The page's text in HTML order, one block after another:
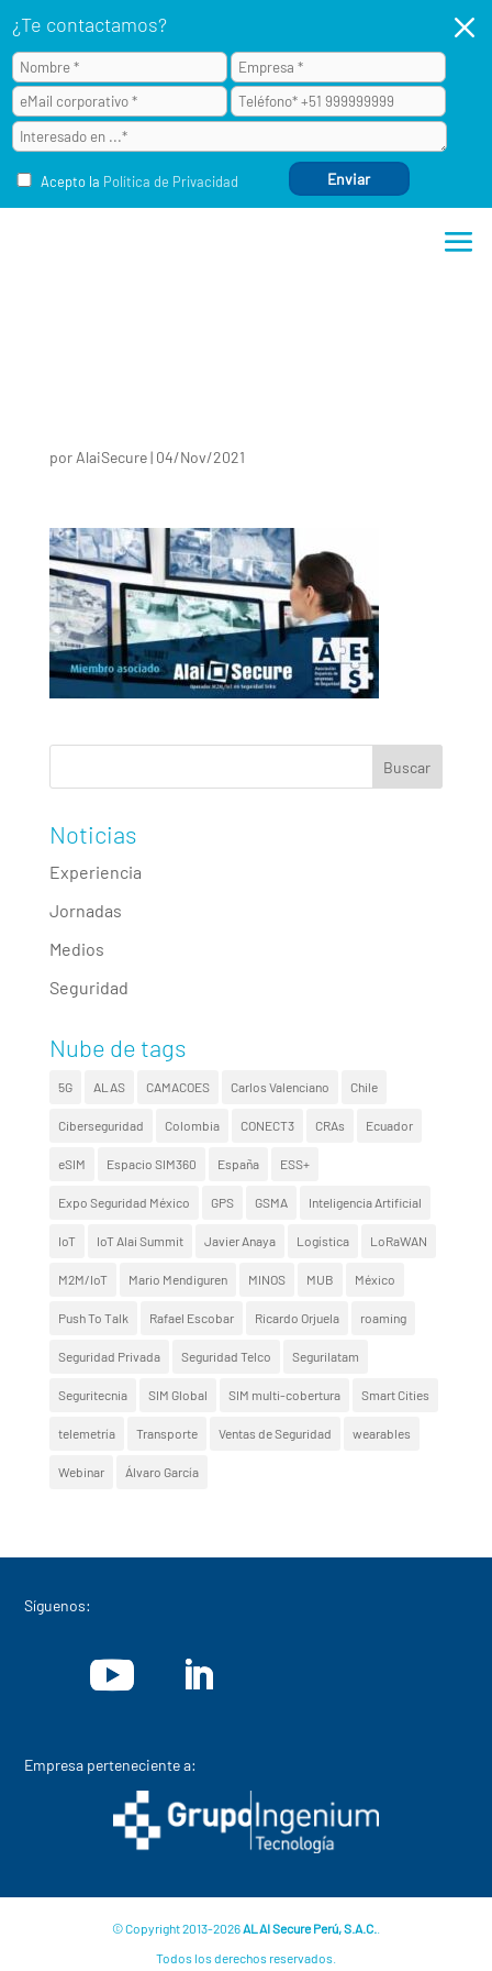
¿Te contactamos?
Acepto la Política de Privacidad
M
por AlaiSecure| 04/Nov/2021
Noticias
Experiencia
Jornadas
Medios
Seguridad
Nube de tags
5G ALAS CAMACOES Carlos Valenciano Chile
Ciberseguridad Colombia CONECT3 CRAs Ecuador
eSIM Espacio SIM360 España ESS+
Expo Seguridad México GPS GSMA Inteligencia Artificial
IoT IoT Alai Summit Javier Anaya Logística LoRaWAN
M2M/IoT Mario Mendiguren MINOS MUB México
Push To Talk Rafael Escobar Ricardo Orjuela roaming
Seguridad Privada Seguridad Telco Segurilatam
Seguritecnia SIM Global SIM multi-cobertura Smart Cities
telemetría Transporte Ventas de Seguridad wearables
Webinar Álvaro García
Síguenos:
Empresa perteneciente a:
© Copyright 2013-2026ALAI Secure Perú, S.A.C.
Todos los derechos reservados.